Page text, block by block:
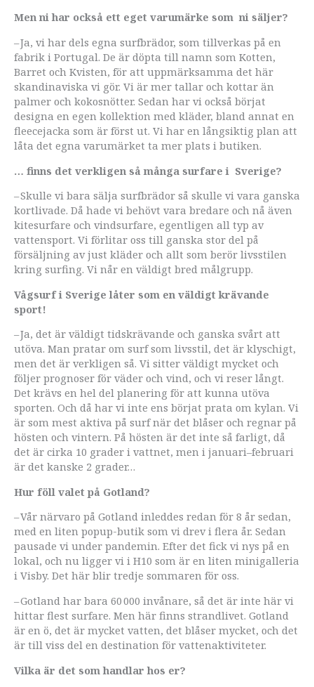
Men ni har också ett eget varumärke som ni säljer?
– Ja, vi har dels egna surfbrädor, som tillverkas på en
fabrik i Portugal. De är döpta till namn som Kotten,
Barret och Kvisten, för att uppmärksamma det här
skandinaviska vi gör. Vi är mer tallar och kottar än
palmer och kokosnötter. Sedan har vi också börjat
designa en egen kollektion med kläder, bland annat en
fleecejacka som är först ut. Vi har en långsiktig plan att
låta det egna varu­märket ta mer plats i butiken.
… finns det verkligen så många surfare i Sverige?
– Skulle vi bara sälja surfbrädor så skulle vi vara ganska
kortlivade. Då hade vi behövt vara bredare och nå även
kitesurfare och vindsurfare, egentligen all typ av
vattensport. Vi förlitar oss till ganska stor del på
försäljning av just kläder och allt som berör livsstilen
kring surfing. Vi når en väldigt bred målgrupp.
Vågsurf i Sverige låter som en väldigt krävande
sport!
– Ja, det är väldigt tidskrävande och ganska svårt att
utöva. Man pratar om surf som livsstil, det är klyschigt,
men det är verkligen så. Vi sitter väldigt mycket och
följer prognoser för väder och vind, och vi reser långt.
Det krävs en hel del planering för att kunna utöva
sporten. Och då har vi inte ens börjat prata om kylan. Vi
är som mest aktiva på surf när det blåser och regnar på
hösten och vintern. På hösten är det inte så farligt, då
det är cirka 10 grader i vattnet, men i januari–februari
är det kanske 2 grader…
Hur föll valet på Gotland?
– Vår närvaro på Gotland inleddes redan för 8 år sedan,
med en liten popup-butik som vi drev i flera år. Sedan
pausade vi under pandemin. Efter det fick vi nys på en
lokal, och nu ligger vi i H10 som är en liten minigalleria
i Visby. Det här blir tredje sommaren för oss.
– Gotland har bara 60 000 invånare, så det är inte här vi
hittar flest surfare. Men här finns strandlivet. Gotland
är en ö, det är mycket vatten, det blåser mycket, och det
är till viss del en destination för vattenaktiviteter.
Vilka är det som handlar hos er?